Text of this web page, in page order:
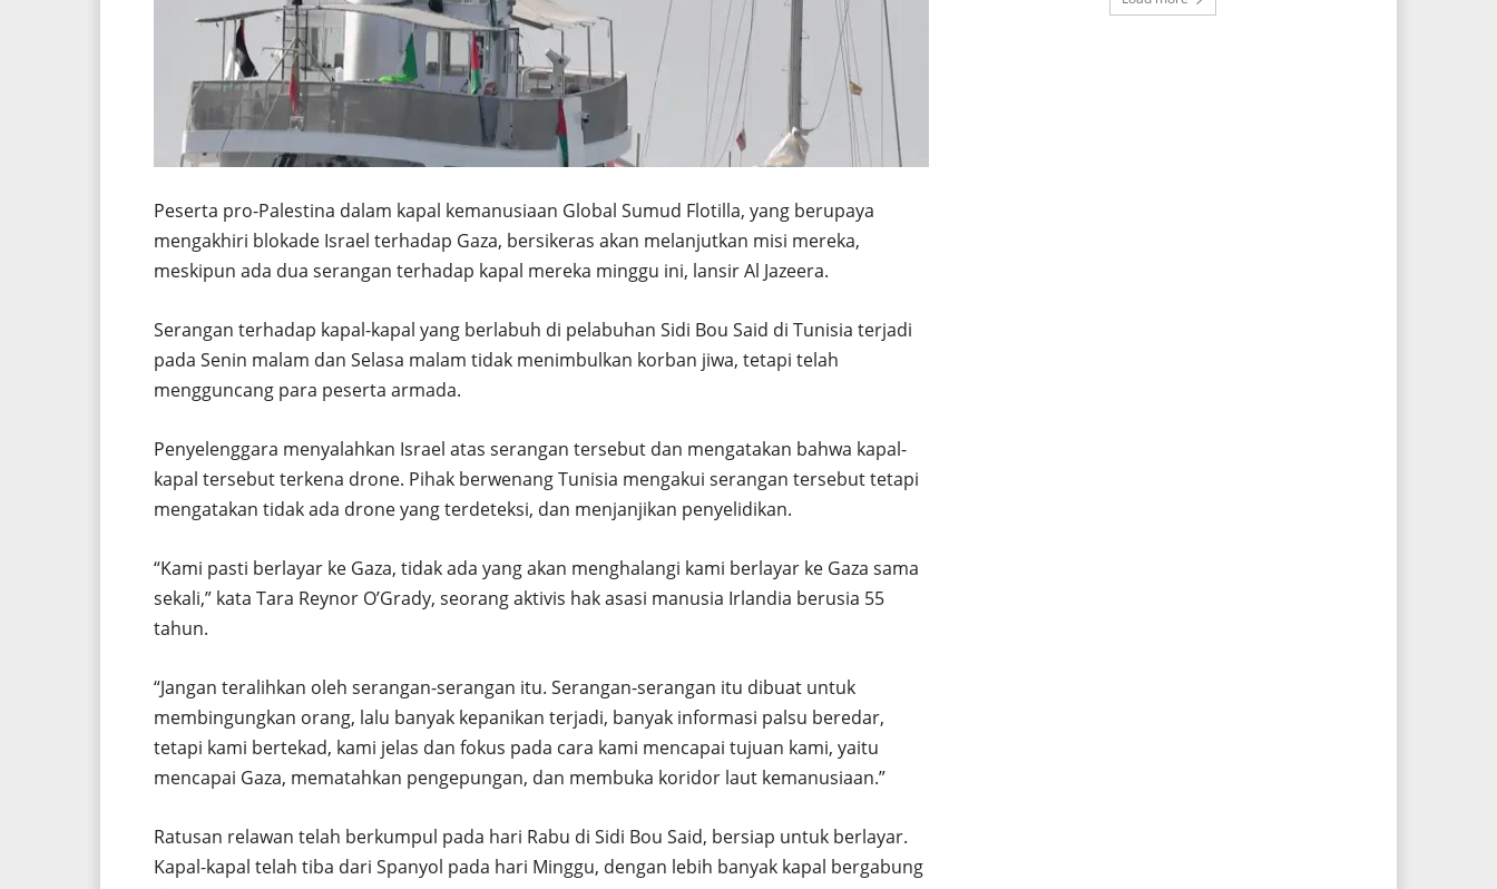
Peserta pro-Palestina dalam kapal kemanusiaan Global Sumud Flotilla, yang berupaya
mengakhiri blokade Israel terhadap Gaza, bersikeras akan melanjutkan misi mereka,
meskipun ada dua serangan terhadap kapal mereka minggu ini, lansir Al Jazeera.
Serangan terhadap kapal-kapal yang berlabuh di pelabuhan Sidi Bou Said di Tunisia terjadi
pada Senin malam dan Selasa malam tidak menimbulkan korban jiwa, tetapi telah
mengguncang para peserta armada.
Penyelenggara menyalahkan Israel atas serangan tersebut dan mengatakan bahwa kapal-
kapal tersebut terkena drone. Pihak berwenang Tunisia mengakui serangan tersebut tetapi
mengatakan tidak ada drone yang terdeteksi, dan menjanjikan penyelidikan.
“Kami pasti berlayar ke Gaza, tidak ada yang akan menghalangi kami berlayar ke Gaza sama
sekali,” kata Tara Reynor O’Grady, seorang aktivis hak asasi manusia Irlandia berusia 55
tahun.
“Jangan teralihkan oleh serangan-serangan itu. Serangan-serangan itu dibuat untuk
membingungkan orang, lalu banyak kepanikan terjadi, banyak informasi palsu beredar,
tetapi kami bertekad, kami jelas dan fokus pada cara kami mencapai tujuan kami, yaitu
mencapai Gaza, mematahkan pengepungan, dan membuka koridor laut kemanusiaan.”
Ratusan relawan telah berkumpul pada hari Rabu di Sidi Bou Said, bersiap untuk berlayar.
Kapal-kapal telah tiba dari Spanyol pada hari Minggu, dengan lebih banyak kapal bergabung